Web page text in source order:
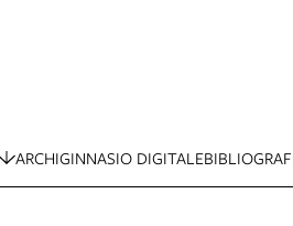
ARCHIGINNASIO DIGITALE